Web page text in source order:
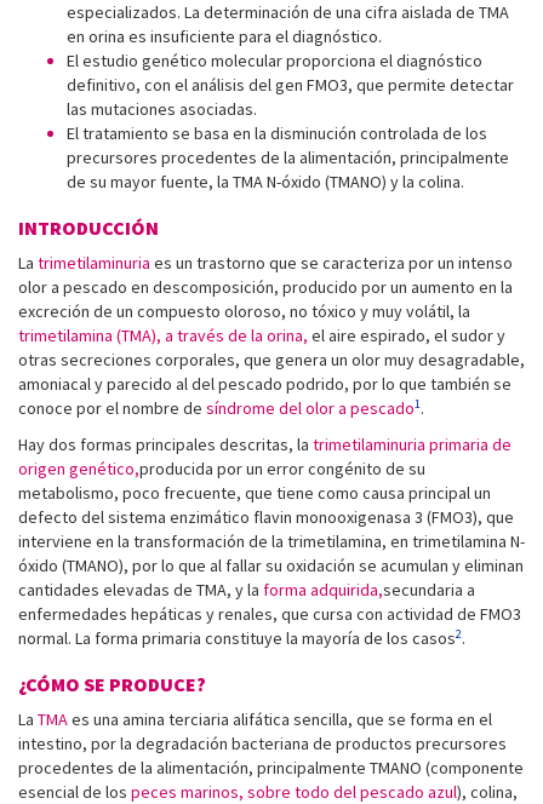
especializados. La determinación de una cifra aislada de TMA
en orina es insuficiente para el diagnóstico.
El estudio genético molecular proporciona el diagnóstico
definitivo, con el análisis del gen FMO3, que permite detectar
las mutaciones asociadas.
El tratamiento se basa en la disminución controlada de los
precursores procedentes de la alimentación, principalmente
de su mayor fuente, la TMA N-óxido (TMANO) y la colina.
INTRODUCCIÓN
La trimetilaminuria es un trastorno que se caracteriza por un intenso
olor a pescado en descomposición, producido por un aumento en la
excreción de un compuesto oloroso, no tóxico y muy volátil, la
trimetilamina (TMA), a través de la orina, el aire espirado, el sudor y
otras secreciones corporales, que genera un olor muy desagradable,
amoniacal y parecido al del pescado podrido, por lo que también se
conoce por el nombre de síndrome del olor a pescado1.
Hay dos formas principales descritas, la trimetilaminuria primaria de
origen genético,producida por un error congénito de su
metabolismo, poco frecuente, que tiene como causa principal un
defecto del sistema enzimático flavin monooxigenasa 3 (FMO3), que
interviene en la transformación de la trimetilamina, en trimetilamina N-
óxido (TMANO), por lo que al fallar su oxidación se acumulan y eliminan
cantidades elevadas de TMA, y la forma adquirida,secundaria a
enfermedades hepáticas y renales, que cursa con actividad de FMO3
normal. La forma primaria constituye la mayoría de los casos2.
¿CÓMO SE PRODUCE?
La TMAes una amina terciaria alifática sencilla, que se forma en el
intestino, por la degradación bacteriana de productos precursores
procedentes de la alimentación, principalmente TMANO (componente
esencial de los peces marinos, sobre todo del pescado azul), colina,